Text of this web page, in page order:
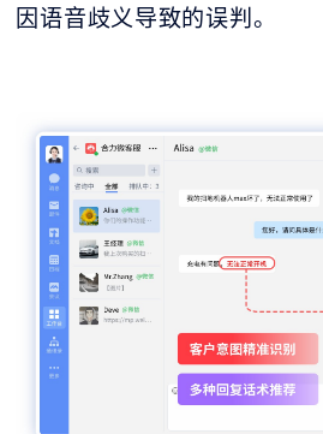
因语音歧义导致的误判。